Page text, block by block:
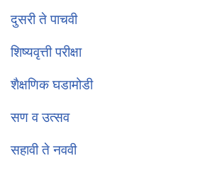
दुसरी ते पाचवी
शिष्यवृत्ती परीक्षा
शैक्षणिक घडामोडी
सण व उत्सव
सहावी ते नववी